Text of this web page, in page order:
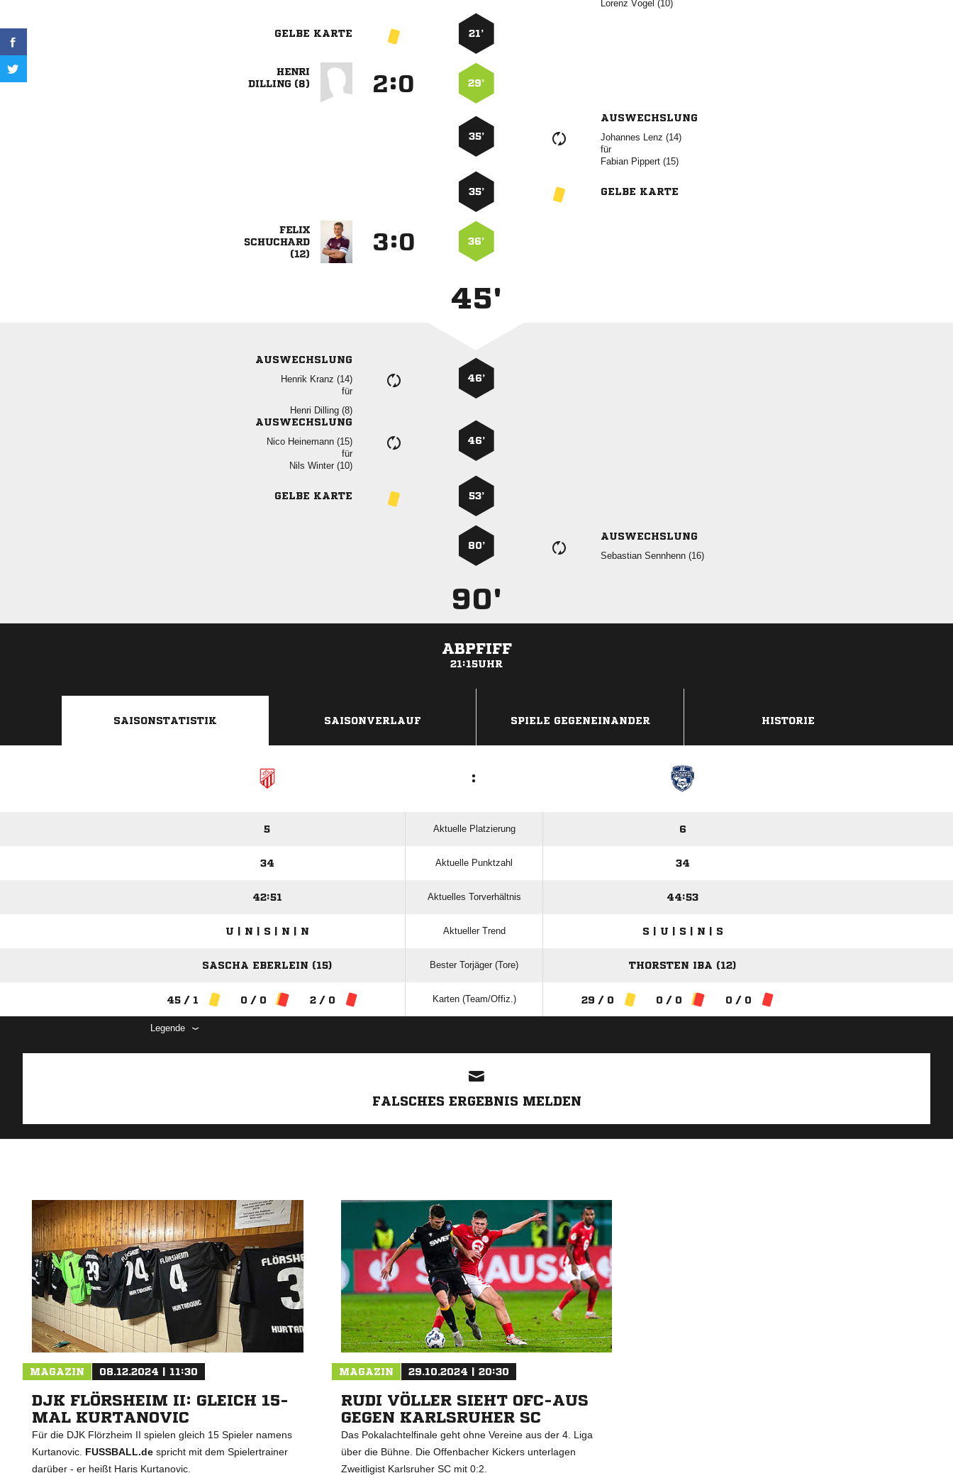
  
GELBE KARTE 21’

 
: 29’
35’
AUSWECHSLUNG
  
für
  
35’ GELBE KARTE



: 36’
45'
AUSWECHSLUNG
  
für
  
46’
AUSWECHSLUNG
  
für
  
46’
GELBE KARTE 53’
80’
AUSWECHSLUNG
  
90'
ABPFIFF
21:15UHR
SAISONSTATISTIK SAISONVERLAUF SPIELE GEGENEINANDER HISTORIE
:
5 Aktuelle Platzierung 6
34 Aktuelle Punktzahl 34
42:51 Aktuelles Torverhältnis 44:53
U | N | S | N | N Aktueller Trend S | U | S | N | S
SASCHA EBERLEIN (15) Bester Torjäger (Tore) THORSTEN IBA (12)
45 / 1 0 / 0 2 / 0 Karten (Team/Offiz.) 29 / 0 0 / 0 0 / 0
Legende
FALSCHES ERGEBNIS MELDEN
MAGAZIN 08.12.2024 | 11:30
DJK FLÖRSHEIM II: GLEICH 15-
MAL KURTANOVIC
Für die DJK Flörzheim II spielen gleich 15 Spieler namens
Kurtanovic. FUSSBALL.de spricht mit dem Spielertrainer
darüber - er heißt Haris Kurtanovic.
MAGAZIN 29.10.2024 | 20:30
RUDI VÖLLER SIEHT OFC-AUS
GEGEN KARLSRUHER SC
Das Pokalachtelfinale geht ohne Vereine aus der 4. Liga
über die Bühne. Die Offenbacher Kickers unterlagen
Zweitligist Karlsruher SC mit 0:2.